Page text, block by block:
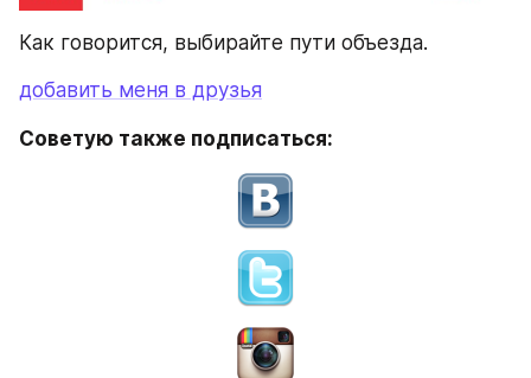
Как говорится, выбирайте пути объезда.
добавить меня в друзья
Советую также подписаться: